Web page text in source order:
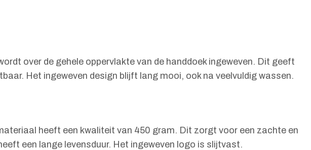
over de gehele oppervlakte van de handdoek ingeweven. Dit geeft
Het ingeweven design blijft lang mooi, ook na veelvuldig wassen.
heeft een kwaliteit van 450 gram. Dit zorgt voor een zachte en
een lange levensduur. Het ingeweven logo is slijtvast.